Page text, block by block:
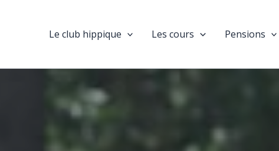
Le club hippique Les cours Pensions